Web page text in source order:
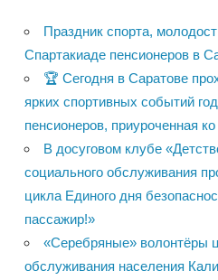
Праздник спорта,
Спартакиаде пенсионеров в
🏆 Сегодня в Саратове
ярких спортивных событий
пенсионеров, приуроченная
В досуговом клубе
социального обслуживания
цикла Единого дня
пассажир!»
«Серебряные» волонтёры
обслуживания населения